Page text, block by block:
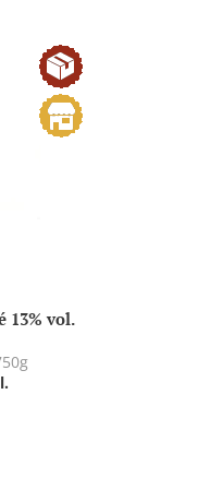
13% vol.